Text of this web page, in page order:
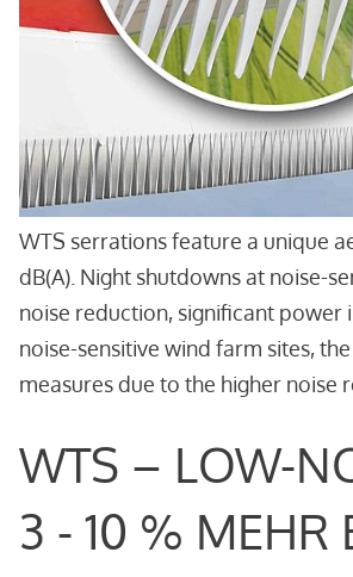
WTS serrations feature a unique
dB(A). Night shutdowns at noise-
noise reduction, significant power
noise-sensitive wind farm sites,
measures due to the higher noise
WTS – LOW-
3 - 10 % MEHR